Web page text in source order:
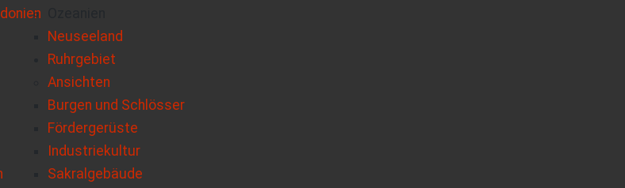
Neuseeland
Ruhrgebiet
Ansichten
Burgen und Schlösser
Fördergerüste
Industriekultur
Sakralgebäude